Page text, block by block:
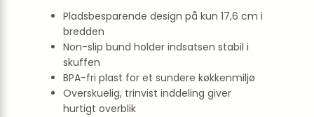
Pladsbesparende design på kun 17,6 cm i
bredden
Non-slip bund holder indsatsen stabil i
skuffen
BPA-fri plast for et sundere køkkenmiljø
Overskuelig, trinvist inddeling giver
hurtigt overblik